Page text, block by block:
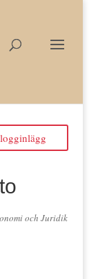
och Juridik